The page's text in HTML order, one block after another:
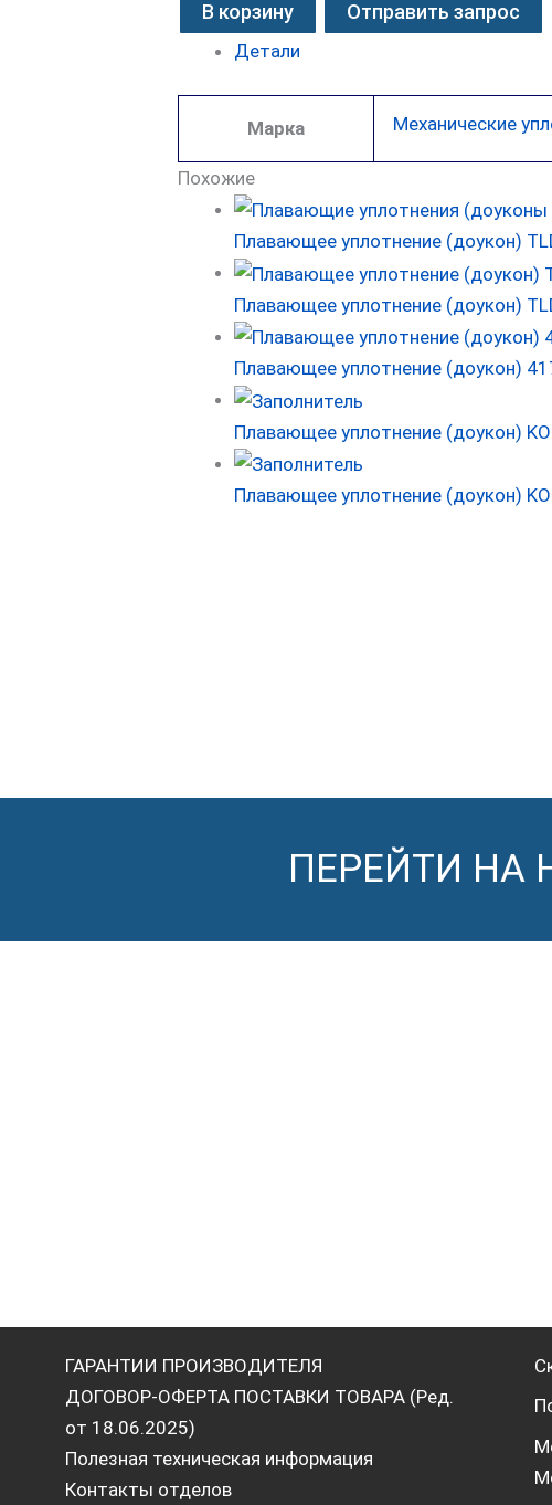
В корзину Отправить запрос
Детали
Марка Механические
Похожие
Плавающее уплотнение (доукон)
Плавающее уплотнение (доукон)
Плавающее уплотнение (доукон)
Плавающее уплотнение (доукон)
Плавающее уплотнение (доукон)
ПЕРЕЙТИ НА
ГАРАНТИИ ПРОИЗВОДИТЕЛЯ
ДОГОВОР-ОФЕРТА ПОСТАВКИ ТОВАРА (Ред.
от 18.06.2025)
Полезная техническая информация
Контакты отделов